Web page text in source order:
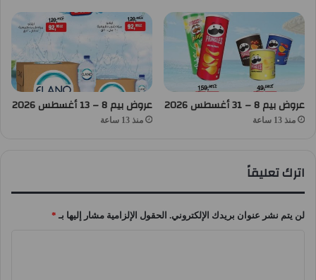
عروض بيم 8 – 31 أغسطس 2026
منذ 13 ساعة
عروض بيم 8 – 13 أغسطس 2026
منذ 13 ساعة
اترك تعليقاً
لن يتم نشر عنوان بريدك الإلكتروني. الحقول الإلزامية مشار إليها بـ *